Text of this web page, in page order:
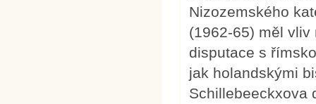
Nizozemského
(1962-65) měl
disputace s
jak holandskými
Schillebeeckxova